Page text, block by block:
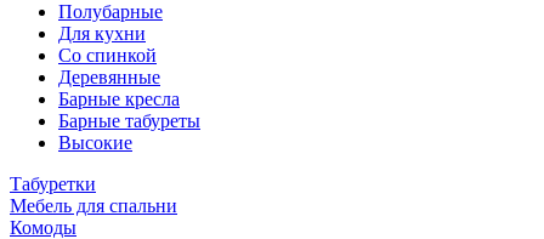
Полубарные
Для кухни
Со спинкой
Деревянные
Барные кресла
Барные табуреты
Высокие
Табуретки
Мебель для спальни
Комоды